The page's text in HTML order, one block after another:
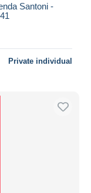
Santoni -
Private individual